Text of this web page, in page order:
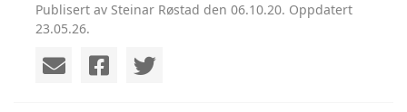
Publisert av Steinar Røstad den 06.10.20. Oppdatert
23.05.26.